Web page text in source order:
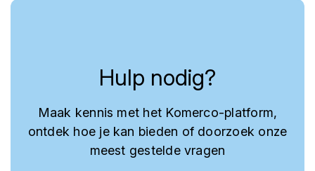
Hulp nodig?
Maak kennis met het Komerco-platform,
ontdek hoe je kan bieden of doorzoek onze
meest gestelde vragen